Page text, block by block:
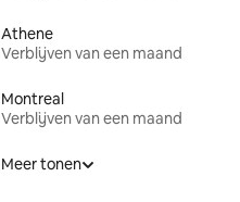
Athene
Verblijven van een maand
Montreal
Verblijven van een maand
Meer tonen